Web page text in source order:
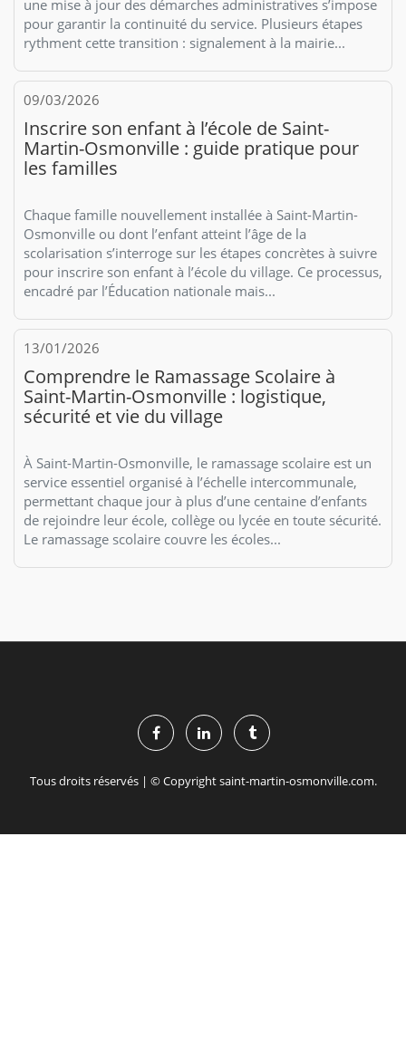
une mise à jour des démarches administratives s’impose
pour garantir la continuité du service. Plusieurs étapes
rythment cette transition : signalement à la mairie...
09/03/2026
Inscrire son enfant à l’école de Saint-
Martin-Osmonville : guide pratique pour
les familles
Chaque famille nouvellement installée à Saint-Martin-
Osmonville ou dont l’enfant atteint l’âge de la
scolarisation s’interroge sur les étapes concrètes à suivre
pour inscrire son enfant à l’école du village. Ce processus,
encadré par l’Éducation nationale mais...
13/01/2026
Comprendre le Ramassage Scolaire à
Saint-Martin-Osmonville : logistique,
sécurité et vie du village
À Saint-Martin-Osmonville, le ramassage scolaire est un
service essentiel organisé à l’échelle intercommunale,
permettant chaque jour à plus d’une centaine d’enfants
de rejoindre leur école, collège ou lycée en toute sécurité.
Le ramassage scolaire couvre les écoles...
Tous droits réservés | © Copyright saint-martin-osmonville.com.